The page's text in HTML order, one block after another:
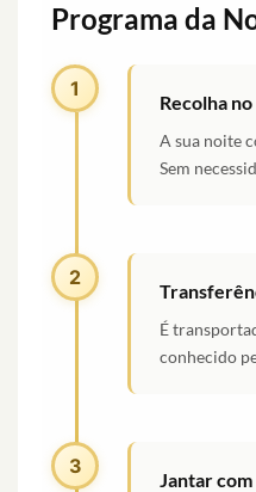
Programa da
1
Recolha
A sua noite
Sem
2
É
conhecido
3
Jantar